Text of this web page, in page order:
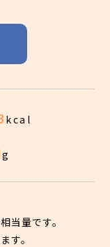
kcal
g
当量です。
す。